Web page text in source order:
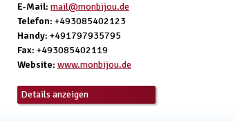
E-Mail: mail@monbijou.de
Telefon: +493085402123
Handy: +491797935795
Fax: +493085402119
Website: www.monbijou.de
Details anzeigen